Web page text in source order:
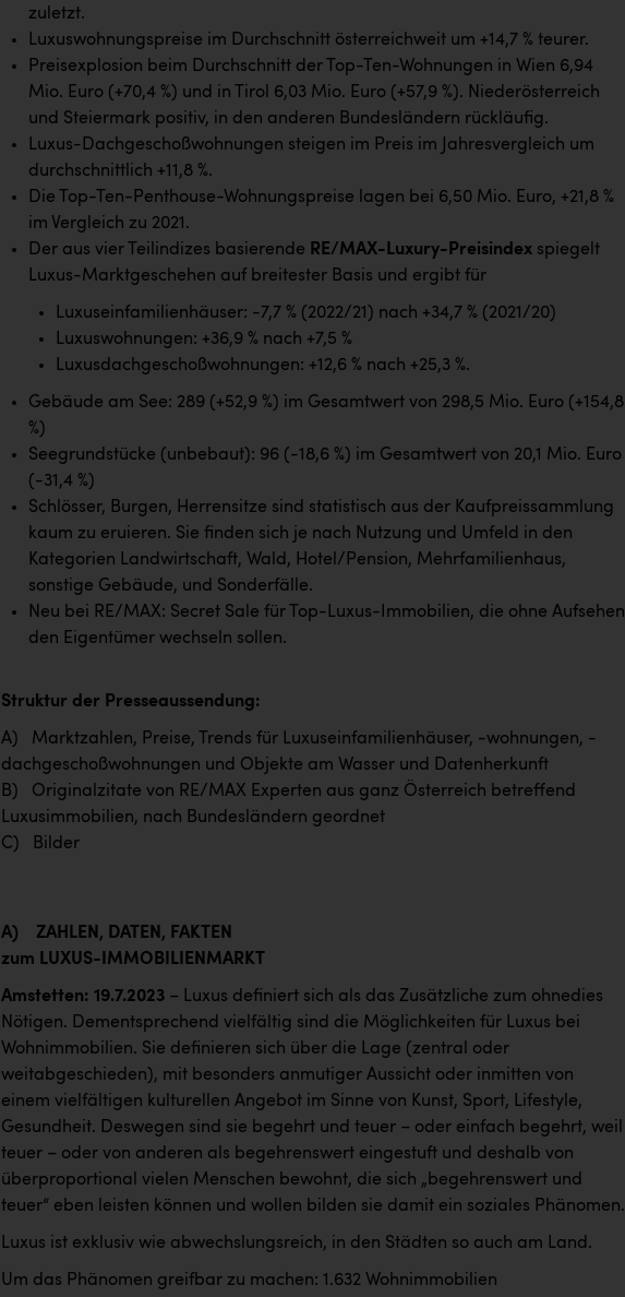
zuletzt.
Luxuswohnungspreise im Durchschnitt österreichweit um +14,7 % teurer.
Preisexplosion beim Durchschnitt der Top-Ten-Wohnungen in Wien 6,94
Mio. Euro (+70,4 %) und in Tirol 6,03 Mio. Euro (+57,9 %). Niederösterreich
und Steiermark positiv, in den anderen Bundesländern rückläufig.
Luxus-Dachgeschoßwohnungen steigen im Preis im Jahresvergleich um
durchschnittlich +11,8 %.
Die Top-Ten-Penthouse-Wohnungspreise lagen bei 6,50 Mio. Euro, +21,8 %
im Vergleich zu 2021.
Der aus vier Teilindizes basierende RE/MAX-Luxury-Preisindex spiegelt
Luxus-Marktgeschehen auf breitester Basis und ergibt für
Luxuseinfamilienhäuser: -7,7 % (2022/21) nach +34,7 % (2021/20)
Luxuswohnungen: +36,9 % nach +7,5 %
Luxusdachgeschoßwohnungen: +12,6 % nach +25,3 %.
Gebäude am See: 289 (+52,9 %) im Gesamtwert von 298,5 Mio. Euro (+154,8
%)
Seegrundstücke (unbebaut): 96 (-18,6 %) im Gesamtwert von 20,1 Mio. Euro
(-31,4 %)
Schlösser, Burgen, Herrensitze sind statistisch aus der Kaufpreissammlung
kaum zu eruieren. Sie finden sich je nach Nutzung und Umfeld in den
Kategorien Landwirtschaft, Wald, Hotel/Pension, Mehrfamilienhaus,
sonstige Gebäude, und Sonderfälle.
Neu bei RE/MAX: Secret Sale für Top-Luxus-Immobilien, die ohne Aufsehen
den Eigentümer wechseln sollen.
Struktur der Presseaussendung:
A) Marktzahlen, Preise, Trends für Luxuseinfamilienhäuser, -wohnungen, -
dachgeschoßwohnungen und Objekte am Wasser und Datenherkunft
B) Originalzitate von RE/MAX Experten aus ganz Österreich betreffend
Luxusimmobilien, nach Bundesländern geordnet
C) Bilder
A)
ZAHLEN, DATEN, FAKTEN
zum LUXUS-IMMOBILIENMARKT
Amstetten: 19.7.2023 – Luxus definiert sich als das Zusätzliche zum ohnedies
Nötigen. Dementsprechend vielfältig sind die Möglichkeiten für Luxus bei
Wohnimmobilien. Sie definieren sich über die Lage (zentral oder
weitabgeschieden), mit besonders anmutiger Aussicht oder inmitten von
einem vielfältigen kulturellen Angebot im Sinne von Kunst, Sport, Lifestyle,
Gesundheit. Deswegen sind sie begehrt und teuer – oder einfach begehrt, weil
teuer – oder von anderen als begehrenswert eingestuft und deshalb von
überproportional vielen Menschen bewohnt, die sich „begehrenswert und
teuer“ eben leisten können und wollen bilden sie damit ein soziales Phänomen.
Luxus ist exklusiv wie abwechslungsreich, in den Städten so auch am Land.
Um das Phänomen greifbar zu machen: 1.632 Wohnimmobilien